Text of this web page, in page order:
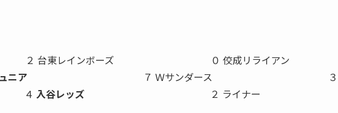
インボーズ ０ 佼成リライアン
ニア ７ Ｗサンダース ３
入谷レッズ ２ ライナー